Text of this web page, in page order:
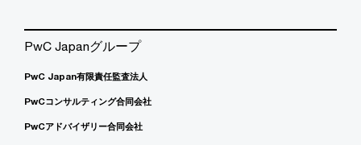
PwC Japanグループ
PwC Japan有限責任監査法人
PwCコンサルティング合同会社
PwCアドバイザリー合同会社